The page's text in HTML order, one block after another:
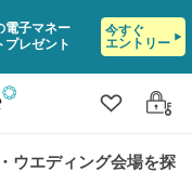
電子マネー
プレゼント
今すぐ
エントリー
クリップ
ログ
ウエディング会場を探